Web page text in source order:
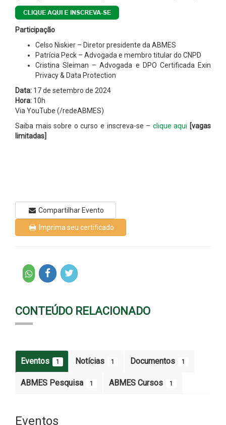
Participação
Celso Niskier – Diretor presidente da ABMES
Patrícia Peck – Advogada e membro titular do CNPD
Cristina Sleiman – Advogada e DPO Certificada Exin
Privacy & Data Protection
Data: 17 de setembro de 2024
Hora: 10h
Via YouTube (/redeABMES)
Saiba mais sobre o curso e inscreva-se – clique aqui [vagas
limitadas]
Compartilhar Evento
Imprima seu certificado
CONTEÚDO RELACIONADO
Eventos 1 Notícias 1 Documentos 1
ABMES Pesquisa 1 ABMES Cursos 1
Eventos